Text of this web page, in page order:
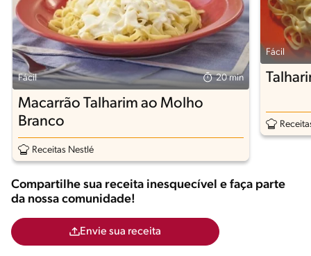
Fácil 20 min
Macarrão Talharim ao Molho
Branco
Receitas Nestlé
Fácil
Compartilhe sua receita inesquecível e faça parte
da nossa comunidade!
Envie sua receita